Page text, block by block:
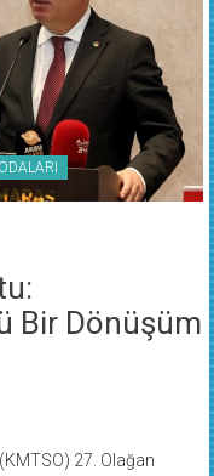
Bir Dönüşüm
konuşan KMTSO